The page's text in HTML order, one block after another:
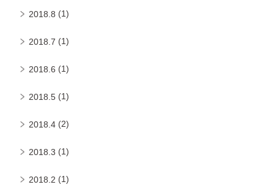
2018.8 (1)
2018.7 (1)
2018.6 (1)
2018.5 (1)
2018.4 (2)
2018.3 (1)
2018.2 (1)